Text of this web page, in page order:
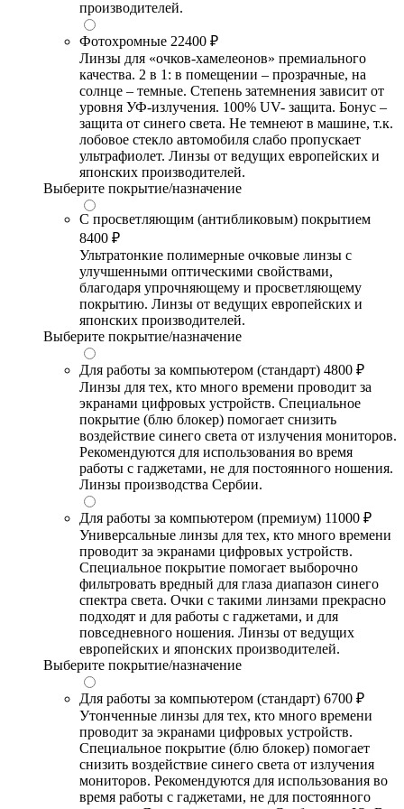
производителей.
Фотохромные 22400 ₽
Линзы для «очков-хамелеонов» премиального
качества. 2 в 1: в помещении – прозрачные, на
солнце – темные. Степень затемнения зависит от
уровня УФ-излучения. 100% UV- защита. Бонус –
защита от синего света. Не темнеют в машине, т.к.
лобовое стекло автомобиля слабо пропускает
ультрафиолет. Линзы от ведущих европейских и
японских производителей.
Выберите покрытие/назначение
С просветляющим (антибликовым) покрытием
8400 ₽
Ультратонкие полимерные очковые линзы с
улучшенными оптическими свойствами,
благодаря упрочняющему и просветляющему
покрытию. Линзы от ведущих европейских и
японских производителей.
Выберите покрытие/назначение
Для работы за компьютером (стандарт) 4800 ₽
Линзы для тех, кто много времени проводит за
экранами цифровых устройств. Специальное
покрытие (блю блокер) помогает снизить
воздействие синего света от излучения мониторов.
Рекомендуются для использования во время
работы с гаджетами, не для постоянного ношения.
Линзы производства Сербии.
Для работы за компьютером (премиум) 11000 ₽
Универсальные линзы для тех, кто много времени
проводит за экранами цифровых устройств.
Специальное покрытие помогает выборочно
фильтровать вредный для глаза диапазон синего
спектра света. Очки с такими линзами прекрасно
подходят и для работы с гаджетами, и для
повседневного ношения. Линзы от ведущих
европейских и японских производителей.
Выберите покрытие/назначение
Для работы за компьютером (стандарт) 6700 ₽
Утонченные линзы для тех, кто много времени
проводит за экранами цифровых устройств.
Специальное покрытие (блю блокер) помогает
снизить воздействие синего света от излучения
мониторов. Рекомендуются для использования во
время работы с гаджетами, не для постоянного